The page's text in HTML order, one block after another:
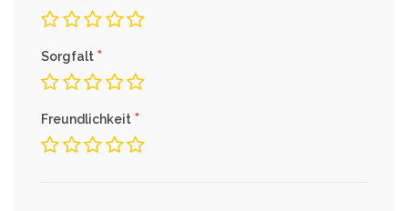
Sorgfalt *
Freundlichkeit *